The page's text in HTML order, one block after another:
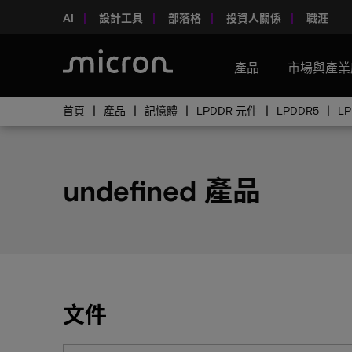
AI 設計工具 部落格 投資人關係 職涯
產品 市場與產
首頁 產品 記憶體 LPDDR 元件 LPDDR5
undefined 產品
文件